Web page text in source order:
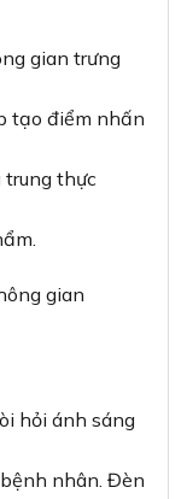
gian trưng
tạo điểm nhấn
thực
hỏi ánh sáng
nhân. Đèn